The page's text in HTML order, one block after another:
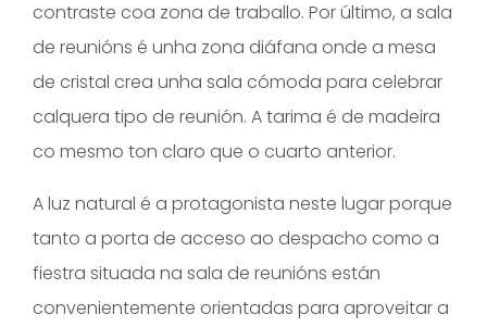
contraste coa zona de traballo. Por último, a sala
de reunións é unha zona diáfana onde a mesa
de cristal crea unha sala cómoda para celebrar
calquera tipo de reunión. A tarima é de madeira
co mesmo ton claro que o cuarto anterior.
A luz natural é a protagonista neste lugar porque
tanto a porta de acceso ao despacho como a
fiestra situada na sala de reunións están
convenientemente orientadas para aproveitar a